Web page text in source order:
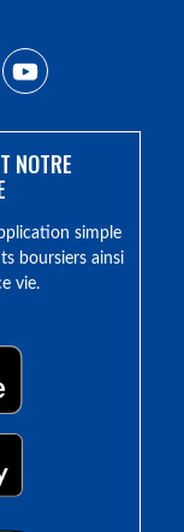
NOTRE
simple
boursiers ainsi
vie.